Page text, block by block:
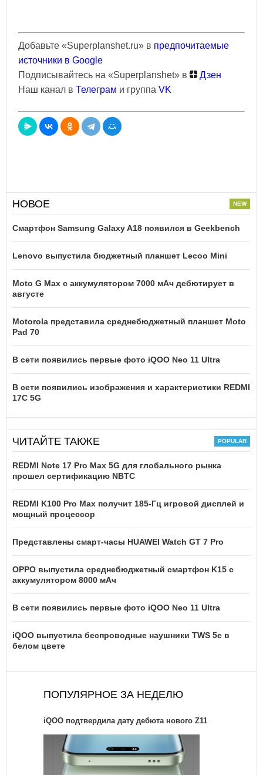
Добавьте «Superplanshet.ru» в предпочитаемые
источники в Google
Подписывайтесь на «Superplanshet» в
Дзен
Наш канал в Телеграм и группа VK
НОВОЕ
Смартфон Samsung Galaxy A18 появился в Geekbench
Lenovo выпустила бюджетный планшет Lecoo Mini
Moto G Max с аккумулятором 7000 мАч дебютирует в
августе
Motorola представила среднебюджетный планшет Moto
Pad 70
В сети появились первые фото iQOO Neo 11 Ultra
В сети появились изображения и характеристики REDMI
17C 5G
ЧИТАЙТЕ ТАКЖЕ
REDMI Note 17 Pro Max 5G для глобального рынка
прошел сертификацию NBTC
REDMI K100 Pro Max получит 185-Гц игровой дисплей и
мощный процессор
Представлены смарт-часы HUAWEI Watch GT 7 Pro
OPPO выпустила среднебюджетный смартфон K15 с
аккумулятором 8000 мАч
В сети появились первые фото iQOO Neo 11 Ultra
iQOO выпустила беспроводные наушники TWS 5e в
белом цвете
ПОПУЛЯРНОЕ ЗА НЕДЕЛЮ
iQOO подтвердила дату дебюта нового Z11